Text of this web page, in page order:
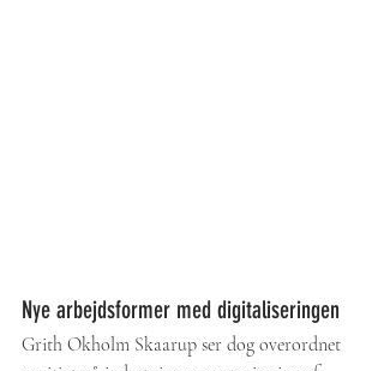
Nye arbejdsformer med digitaliseringen
Grith Okholm Skaarup ser dog overordnet